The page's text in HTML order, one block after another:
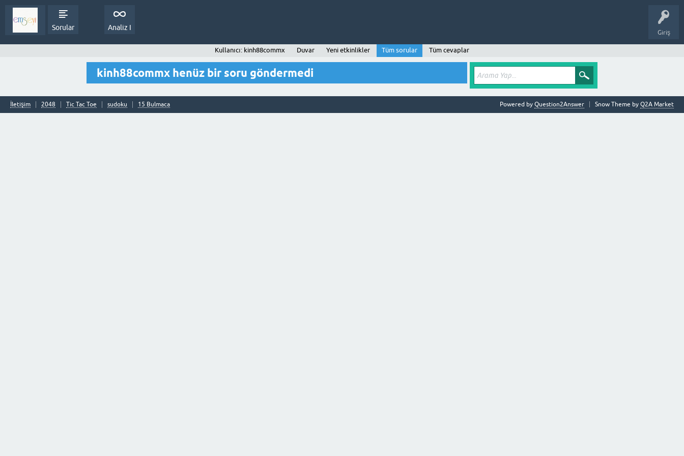
Giriş
Sorular Analiz I
Kullanıcı: kinh88commx Duvar Yeni etkinlikler Tüm sorular Tüm cevaplar
kinh88commx henüz bir soru göndermedi
İletişim 2048 Tic Tac Toe sudoku 15 Bulmaca Snow Theme by Q2A Market
Powered by Question2Answer